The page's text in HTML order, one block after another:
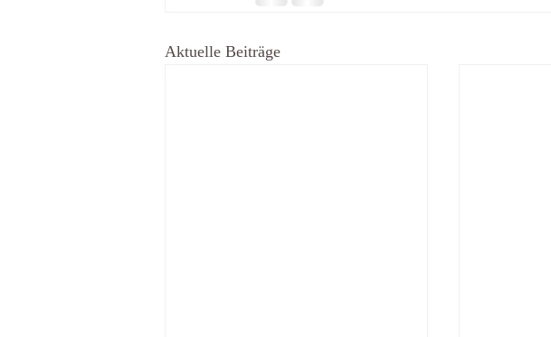
Aktuelle Beiträge